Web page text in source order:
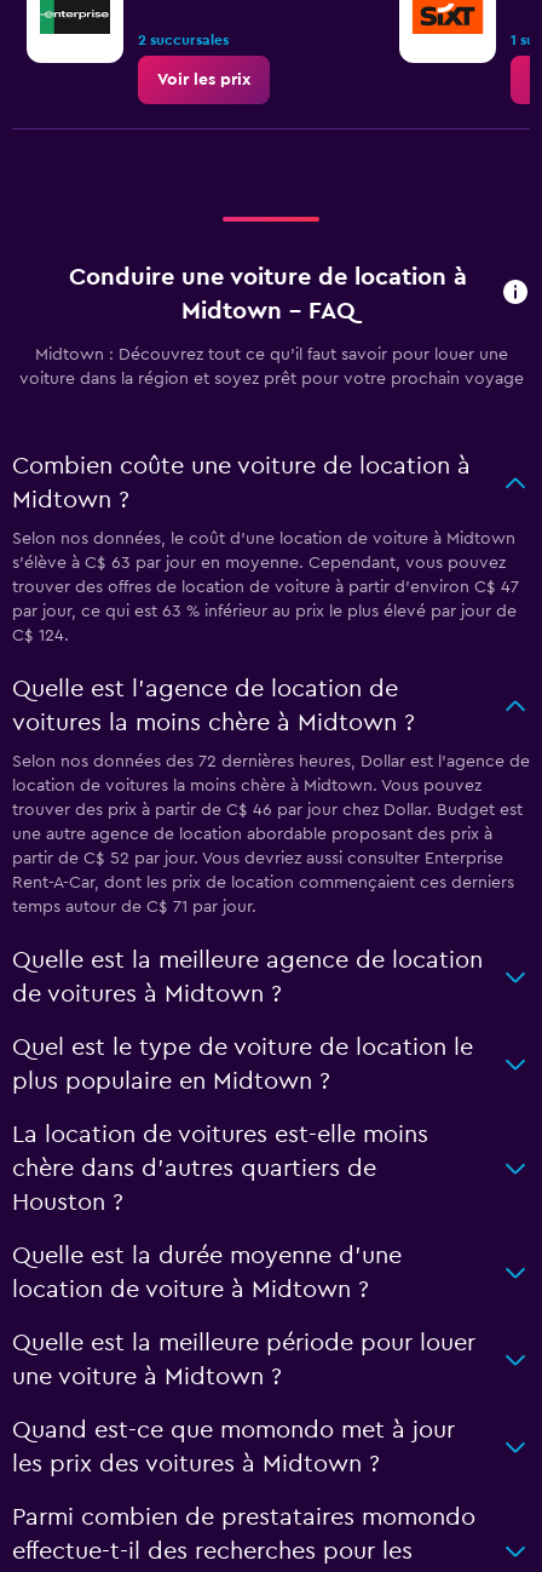
2 succursales
Voir les prix
1
Conduire une voiture de location à
Midtown - FAQ
Midtown : Découvrez tout ce qu’il faut savoir pour louer une
voiture dans la région et soyez prêt pour votre prochain voyage
Combien coûte une voiture de location à
Midtown ?
Selon nos données, le coût d’une location de voiture à Midtown
s'élève à C$ 63 par jour en moyenne. Cependant, vous pouvez
trouver des offres de location de voiture à partir d’environ C$ 47
par jour, ce qui est 63 % inférieur au prix le plus élevé par jour de
C$ 124.
Quelle est l’agence de location de
voitures la moins chère à Midtown ?
Selon nos données des 72 dernières heures, Dollar est l’agence de
location de voitures la moins chère à Midtown. Vous pouvez
trouver des prix à partir de C$ 46 par jour chez Dollar. Budget est
une autre agence de location abordable proposant des prix à
partir de C$ 52 par jour. Vous devriez aussi consulter Enterprise
Rent-A-Car, dont les prix de location commençaient ces derniers
temps autour de C$ 71 par jour.
Quelle est la meilleure agence de location
de voitures à Midtown ?
Quel est le type de voiture de location le
plus populaire en Midtown ?
La location de voitures est-elle moins
chère dans d’autres quartiers de
Houston ?
Quelle est la durée moyenne d’une
location de voiture à Midtown ?
Quelle est la meilleure période pour louer
une voiture à Midtown ?
Quand est-ce que momondo met à jour
les prix des voitures à Midtown ?
Parmi combien de prestataires momondo
effectue-t-il des recherches pour les